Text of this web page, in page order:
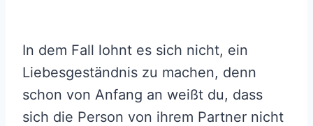
In dem Fall lohnt es sich nicht, ein
Liebesgeständnis zu machen, denn
schon von Anfang an weißt du, dass
sich die Person von ihrem Partner nicht